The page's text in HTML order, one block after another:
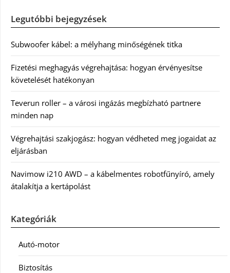
Legutóbbi bejegyzések
Subwoofer kábel: a mélyhang minőségének titka
Fizetési meghagyás végrehajtása: hogyan érvényesítse
követelését hatékonyan
Teverun roller – a városi ingázás megbízható partnere
minden nap
Végrehajtási szakjogász: hogyan védheted meg jogaidat az
eljárásban
Navimow i210 AWD – a kábelmentes robotfűnyíró, amely
átalakítja a kertápolást
Kategóriák
Autó-motor
Biztosítás